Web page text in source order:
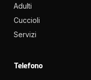
Adulti
Cuccioli
Servizi
Telefono